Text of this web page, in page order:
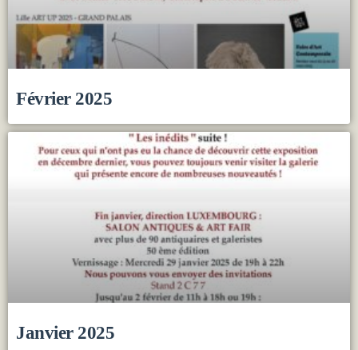
Février 2025
Janvier 2025